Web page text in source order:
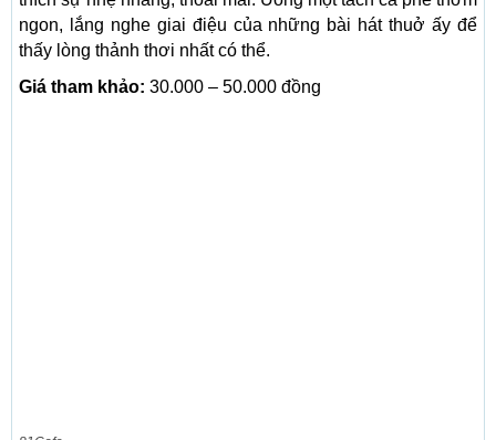
ngon, lắng nghe giai điệu của những bài hát thuở ấy để
thấy lòng thảnh thơi nhất có thể.
Giá tham khảo: 30.000 – 50.000 đồng